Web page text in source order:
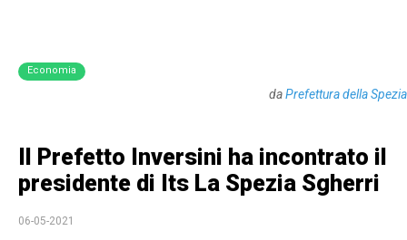
Economia
daPrefettura della Spezia
Il Prefetto Inversini ha incontrato il
presidente di Its La Spezia Sgherri
06-05-2021